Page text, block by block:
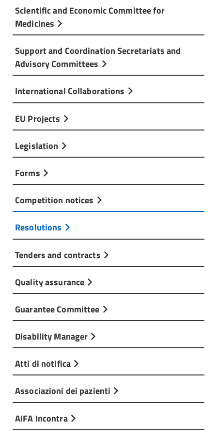
Scientific and Economic Committee for
Medicines
Support and Coordination Secretariats and
Advisory Committees
International Collaborations
EU Projects
Legislation
Forms
Competition notices
Resolutions
Tenders and contracts
Quality assurance
Guarantee Committee
Disability Manager
Atti di notifica
Associazioni dei pazienti
AIFA Incontra